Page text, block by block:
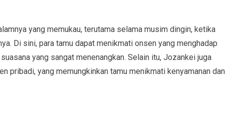
yang memukau, terutama selama musim dingin, ketika
Di sini, para tamu dapat menikmati onsen yang menghadap
yang sangat menenangkan. Selain itu, Jozankei juga
pribadi, yang memungkinkan tamu menikmati kenyamanan dan